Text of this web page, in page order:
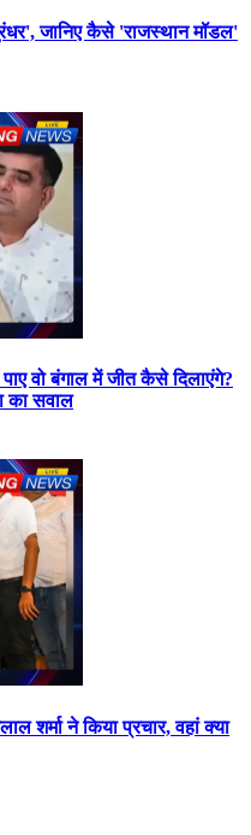
जानिए कैसे 'राजस्थान मॉडल'
वो बंगाल में जीत कैसे दिलाएंगे?
का सवाल
शर्मा ने किया प्रचार, वहां क्या